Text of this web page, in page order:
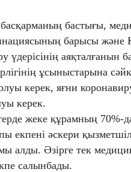
бастығы,
барысы
үдерісінің аяқталғанын
ұсыныстарына
керек, яғни
керек.
жеке құрамның 70%-
екпені әскери
алды. Әзірге тек
салынбады.